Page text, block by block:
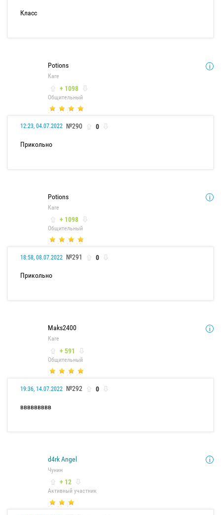
Класс
Potions
Каге
+ 1098
Общительный
12:23, 04.07.2022 №290 0
Прикольно
Potions
Каге
+ 1098
Общительный
18:58, 08.07.2022 №291 0
Прикольно
Maks2400
Каге
+ 591
Общительный
19:36, 14.07.2022 №292 0
ввввввввв
d4rk Angel
Чунин
+ 12
Активный участник